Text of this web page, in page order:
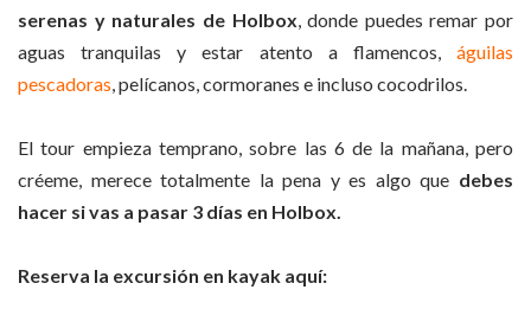
serenas y naturales de Holbox , donde puedes remar por
aguas tranquilas y estar atento a flamencos, águilas
pescadoras , pelícanos, cormoranes e incluso cocodrilos.
El tour empieza temprano, sobre las 6 de la mañana, pero
créeme, merece totalmente la pena y es algo que debes
hacer si vas a pasar 3 días en Holbox.
Reserva la excursión en kayak aquí: